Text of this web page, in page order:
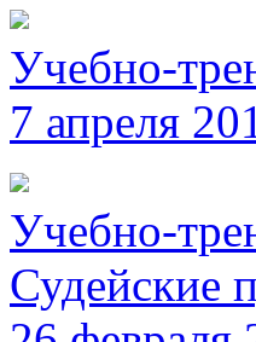
Учебно-
7 апреля
Учебно-
Судейские